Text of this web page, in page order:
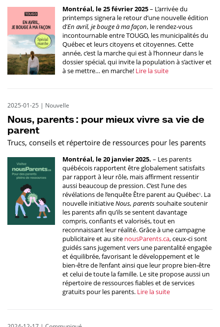
Montréal, le 25 février 2025– L’arrivée du
printemps signera le retour d’une nouvelle édition
d’En avril, je bouge à ma façon, le rendez-vous
incontournable entre TOUGO, les municipalités du
Québec et leurs citoyens et citoyennes. Cette
année, c’est la marche qui est à l’honneur dans le
dossier spécial, qui invite la population à s’activer et
à se mettre… en marche! Lire la suite
2025-01-25 | Nouvelle
Nous, parents : pour mieux vivre sa vie de
parent
Trucs, conseils et répertoire de ressources pour les parents
Montréal, le 20 janvier 2025. – Les parents
québécois rapportent être globalement satisfaits
par rapport à leur rôle, mais affirment ressentir
aussi beaucoup de pression. C’est l’une des
révélations de l’enquête Être parent au Québec1 . La
nouvelle initiativeNous, parentssouhaite soutenir
les parents afin qu’ils se sentent davantage
compris, confiants et valorisés, tout en
reconnaissant leur réalité. Grâce à une campagne
publicitaire et au site nousParents.ca, ceux-ci sont
guidés sans jugement vers une parentalité engagée
et équilibrée, favorisant le développement et le
bien-être de l’enfant ainsi que leur propre bien-être
et celui de toute la famille. Le site propose aussi un
répertoire de ressources fiables et de services
gratuits pour les parents. Lire la suite